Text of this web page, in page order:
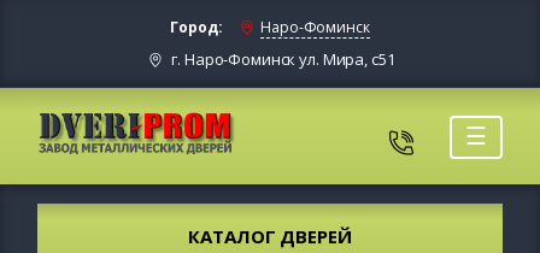
Город: Наро-Фоминск
г. Наро-Фоминск ул. Мира, с51
☰
КАТАЛОГ ДВЕРЕЙ